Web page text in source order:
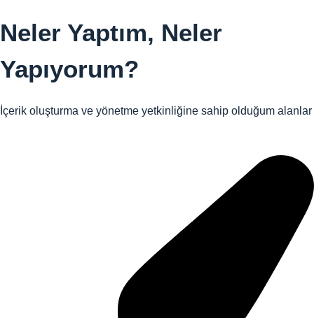
Neler Yaptım, Neler
Yapıyorum?
İçerik oluşturma ve yönetme yetkinliğine sahip olduğum alanlar